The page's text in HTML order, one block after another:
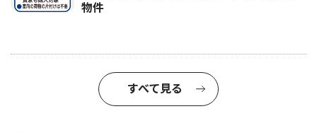
物件
すべて見る